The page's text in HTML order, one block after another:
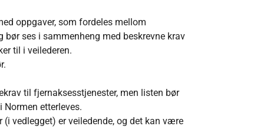
oppgaver, som fordeles mellom
bør ses i sammenheng med beskrevne krav
til i veilederen.
til fjernaksesstjenester, men listen bør
etterleves.
vedlegget) er veiledende, og det kan være